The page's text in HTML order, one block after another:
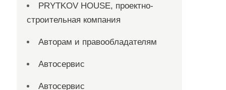
PRYTKOV HOUSE, проектно-
строительная компания
Авторам и правообладателям
Автосервис
Автосервис